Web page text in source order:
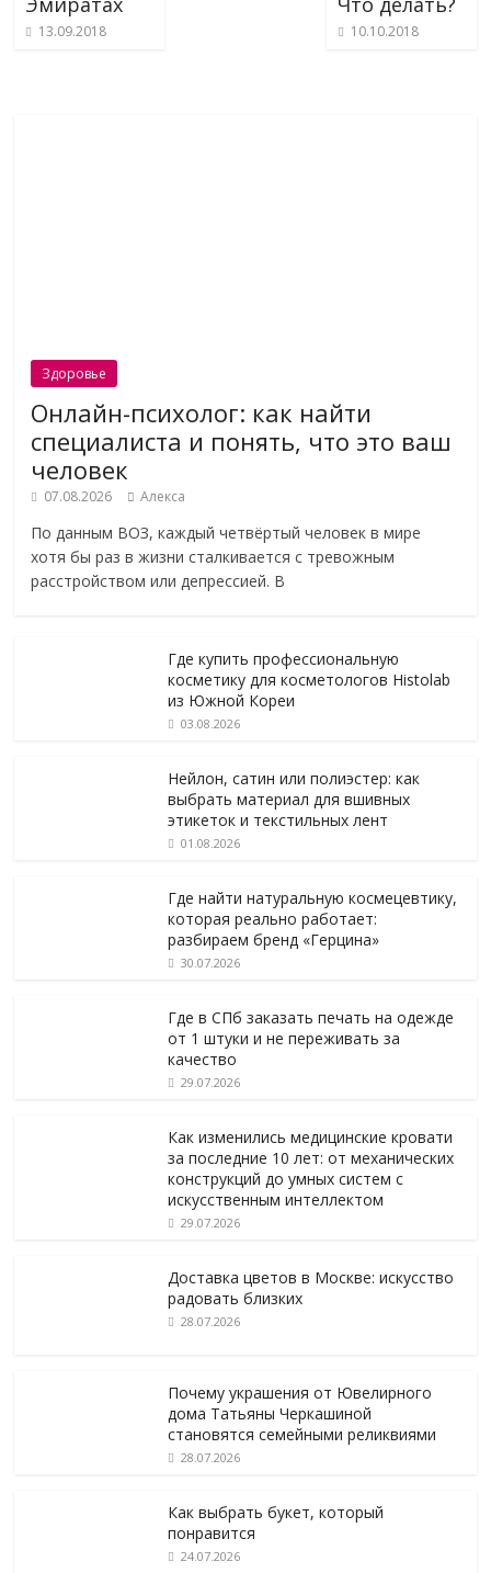
13.09.2018 10.10.2018
Здоровье
Онлайн-психолог: как найти
специалиста и понять, что это ваш
человек
07.08.2026 Алекса
По данным ВОЗ, каждый четвёртый человек в мире
хотя бы раз в жизни сталкивается с тревожным
расстройством или депрессией. В
Где купить профессиональную
косметику для косметологов Histolab
из Южной Кореи
03.08.2026
Нейлон, сатин или полиэстер: как
выбрать материал для вшивных
этикеток и текстильных лент
01.08.2026
Где найти натуральную космецевтику,
которая реально работает:
разбираем бренд «Герцина»
30.07.2026
Где в СПб заказать печать на одежде
от 1 штуки и не переживать за
качество
29.07.2026
Как изменились медицинские кровати
за последние 10 лет: от механических
конструкций до умных систем с
искусственным интеллектом
29.07.2026
Доставка цветов в Москве: искусство
радовать близких
28.07.2026
Почему украшения от Ювелирного
дома Татьяны Черкашиной
становятся семейными реликвиями
28.07.2026
Как выбрать букет, который
понравится
24.07.2026